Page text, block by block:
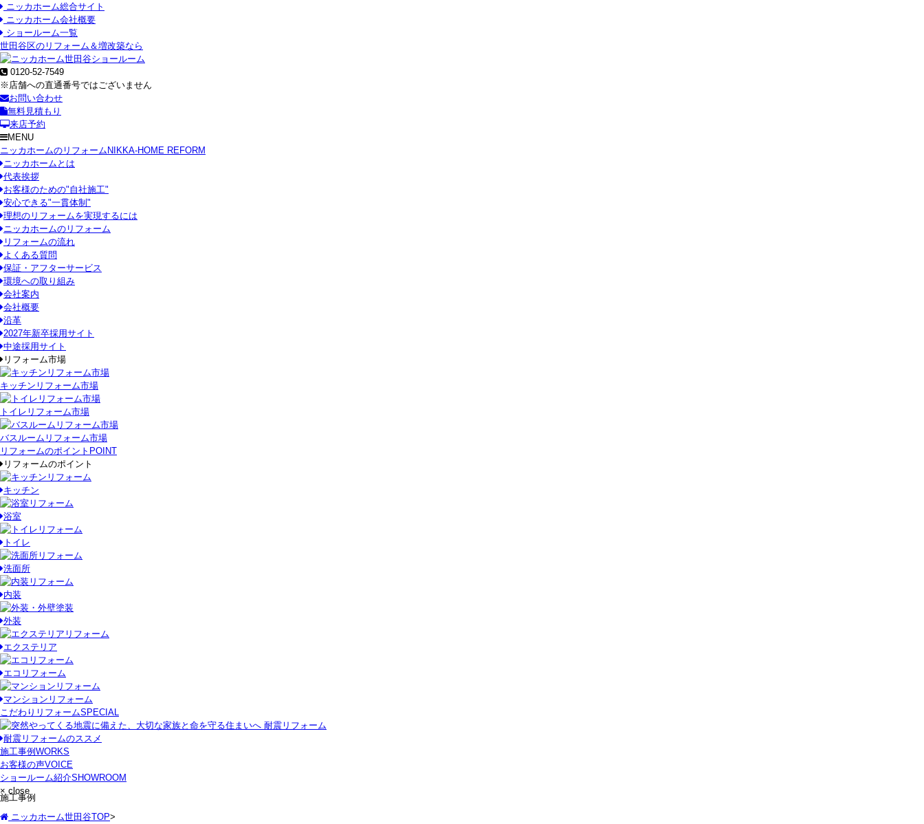
ニッカホーム総合サイト
ニッカホーム会社概要
ショールーム一覧
世田谷区のリフォーム＆増改築なら
0120-52-7549
※店舗への直通番号ではございません
お問い合わせ
無料見積もり
来店予約
MENU
ニッカホームのリフォーム NIKKA-HOME REFORM
ニッカホームとは
代表挨拶
お客様のための"自社施工"
安心できる"一貫体制"
理想のリフォームを実現するには
ニッカホームのリフォーム
リフォームの流れ
よくある質問
保証・アフターサービス
環境への取り組み
会社案内
会社概要
沿革
2027年新卒採用サイト
中途採用サイト
リフォーム市場
キッチンリフォーム市場
トイレリフォーム市場
バスルームリフォーム市場
リフォームのポイント POINT
リフォームのポイント
キッチン
浴室
トイレ
洗面所
内装
外装
エクステリア
エコリフォーム
マンションリフォーム
こだわりリフォームSPECIAL
耐震リフォームのススメ
施工事例 WORKS
お客様の声VOICE
ショールーム紹介SHOWROOM
× close
施工事例
ニッカホーム世田谷TOP>